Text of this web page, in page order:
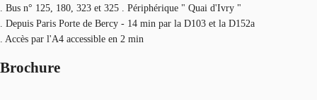
. Bus n° 125, 180, 323 et 325 . Périphérique " Quai d'Ivry "
. Depuis Paris Porte de Bercy - 14 min par la D103 et la D152a
. Accès par l'A4 accessible en 2 min
Brochure